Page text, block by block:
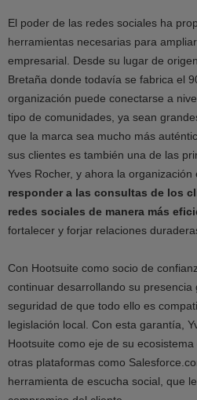
El poder de las redes sociales ha
herramientas necesarias para
empresarial. Desde su lugar de
Bretaña donde todavía se fabrica el
organización puede conectarse a
tipo de comunidades, ya sean
que la marca sea mucho más
sus clientes es también una de las
Yves Rocher, y ahora la
responder a las consultas de los
redes sociales de manera más
fortalecer y forjar relaciones
Con Hootsuite como socio de
continuar desarrollando su presencia
seguridad de que todo ello es
legislación local. Con esta garantía,
Hootsuite como eje de su
otras plataformas como
herramienta de escucha social, que